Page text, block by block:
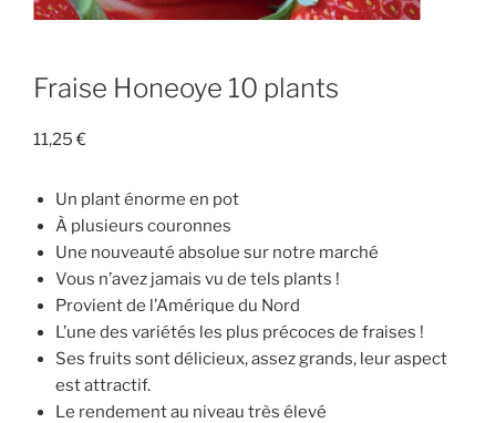
Fraise Honeoye 10 plants
11,25€
Un plant énorme en pot
À plusieurs couronnes
Une nouveauté absolue sur notre marché
Vous n’avez jamais vu de tels plants !
Provient de l’Amérique du Nord
L’une des variétés les plus précoces de fraises !
Ses fruits sont délicieux, assez grands, leur aspect
est attractif.
Le rendement au niveau très élevé